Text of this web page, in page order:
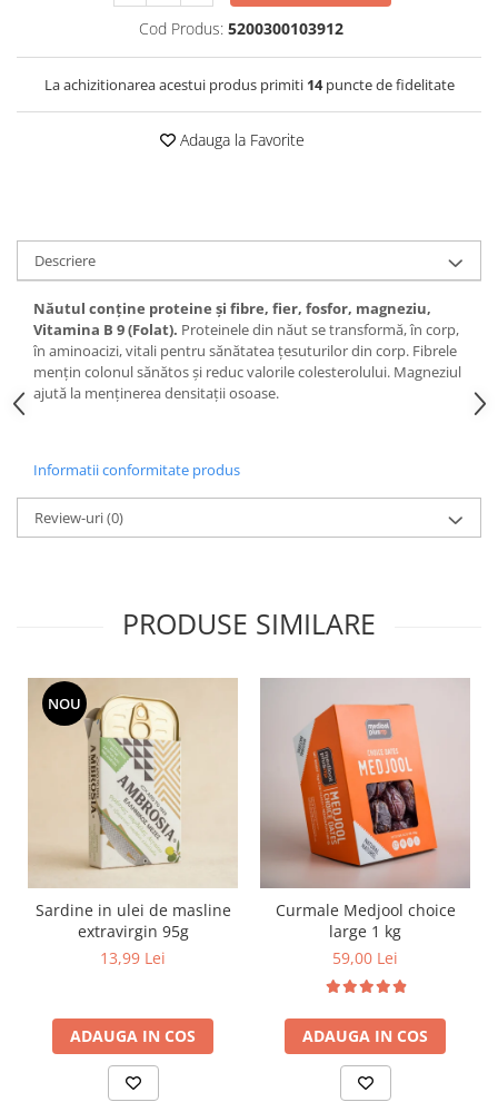
Cod Produs: 5200300103912
La achizitionarea acestui produs primiti 14puncte de fidelitate
Adauga la Favorite
Descriere
Năutul conține proteine și fibre, fier, fosfor, magneziu,
Vitamina B 9 (Folat). Proteinele din năut se transformă, în corp,
în aminoacizi, vitali pentru sănătatea țesuturilor din corp. Fibrele
mențin colonul sănătos și reduc valorile colesterolului. Magneziul
ajută la menținerea densitații osoase.
Informatii conformitate produs
Review-uri(0)
PRODUSE SIMILARE
NOU
Sardine in ulei de masline
extravirgin 95g
13,99 Lei
ADAUGA IN COS
Curmale Medjool choice
large 1 kg
59,00 Lei
ADAUGA IN COS